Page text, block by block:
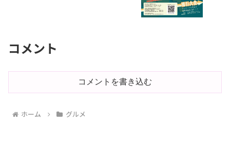
コメント
コメントを書き込む
ホーム グルメ